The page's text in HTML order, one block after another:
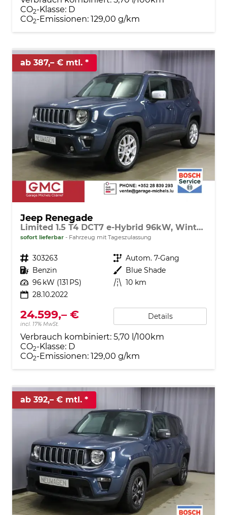
CO2-Klasse: D
CO2-Emissionen: 129,00 g/km
ab 387,– € mtl.
Jeep Renegade
Limited 1.5 T4 DCT7 e-Hybrid 96kW, Winter-Paket, 8.4"-Navigationssystem, Radio DAB, AppleCarPlay&AndroidAuto, Tempomat, LaneSense, Lichtsensor, Nebelscheinwerfer, 17"-Leichtmetallfelgen, uvm.
sofort lieferbar Fahrzeug mit Tageszulassung
Fahrzeugnr. 303263 Getriebe Autom. 7-Gang
Kraftstoff Benzin Außenfarbe Blue Shade
Leistung 96 kW (131 PS) Kilometerstand 10 km
28.10.2022
24.599,– €
incl. 17% MwSt.
Details
Verbrauch kombiniert: 5,70 l/100km
CO2-Klasse: D
CO2-Emissionen: 129,00 g/km
ab 392,– € mtl.